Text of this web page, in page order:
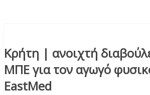
Κρήτη | ανοιχτή
ΜΠΕ για τον αγωγό
EastMed